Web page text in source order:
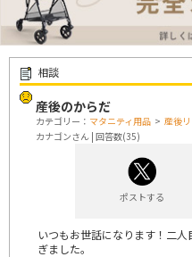
相談
産後のからだ
カテゴリー： マタニティ用品 > 産後
カナゴンさん | 回答数(35)
ポストする
いつもお世話になります！二
ぎました。